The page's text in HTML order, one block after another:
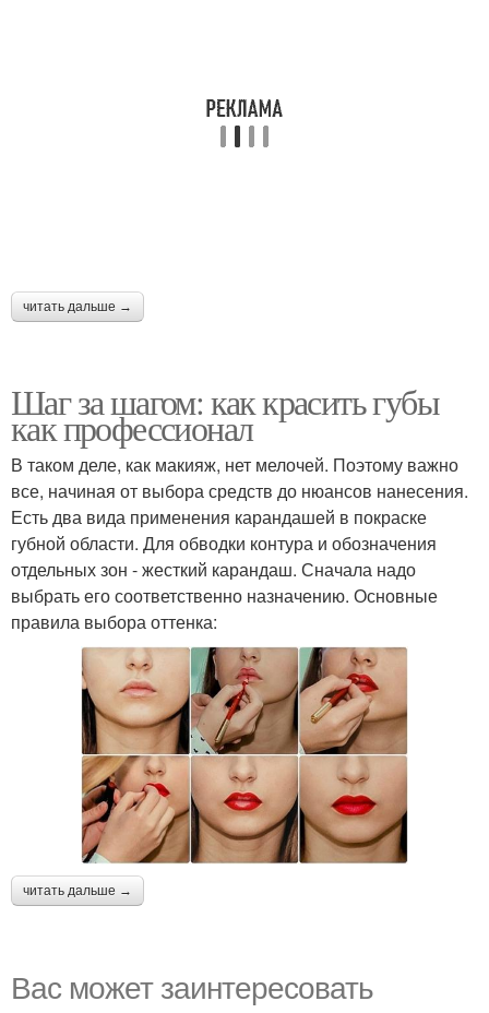
читать дальше →
Шаг за шагом: как красить губы
как профессионал
В таком деле, как макияж, нет мелочей. Поэтому важно
все, начиная от выбора средств до нюансов нанесения.
Есть два вида применения карандашей в покраске
губной области. Для обводки контура и обозначения
отдельных зон - жесткий карандаш. Сначала надо
выбрать его соответственно назначению. Основные
правила выбора оттенка:
читать дальше →
Вас может заинтересовать